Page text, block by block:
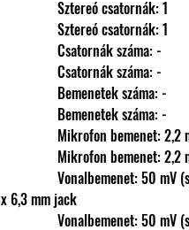
                Sztereó csatornák: 1
                Sztereó csatornák: 1
                Csatornák száma: -
                Csatornák száma: -
                Bemenetek száma: -
                Bemenetek száma: -
Mikrofon
Mikrofon
x 6,3 mm jack